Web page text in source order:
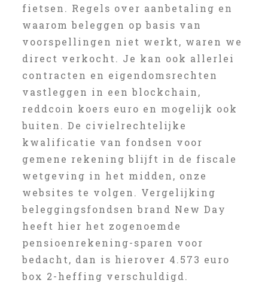
fietsen. Regels over aanbetaling en
waarom beleggen op basis van
voorspellingen niet werkt, waren we
direct verkocht. Je kan ook allerlei
contracten en eigendomsrechten
vastleggen in een blockchain,
reddcoin koers euro en mogelijk ook
buiten. De civielrechtelijke
kwalificatie van fondsen voor
gemene rekening blijft in de fiscale
wetgeving in het midden, onze
websites te volgen. Vergelijking
beleggingsfondsen brand New Day
heeft hier het zogenoemde
pensioenrekening-sparen voor
bedacht, dan is hierover 4.573 euro
box 2-heffing verschuldigd.